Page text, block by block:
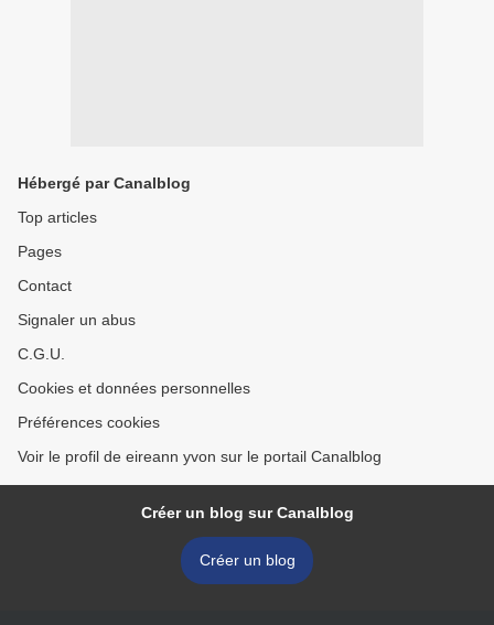
Hébergé par Canalblog
Top articles
Pages
Contact
Signaler un abus
C.G.U.
Cookies et données personnelles
Préférences cookies
Voir le profil de eireann yvon sur le portail Canalblog
Créer un blog sur Canalblog
Créer un blog